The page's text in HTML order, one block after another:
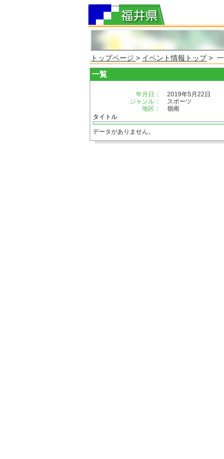
トップページ > イベント情報トップ> 一
一覧
年月日：
2019年5月22日
ジャンル：
スポーツ
地区：
嶺南
タイトル
データがありません。